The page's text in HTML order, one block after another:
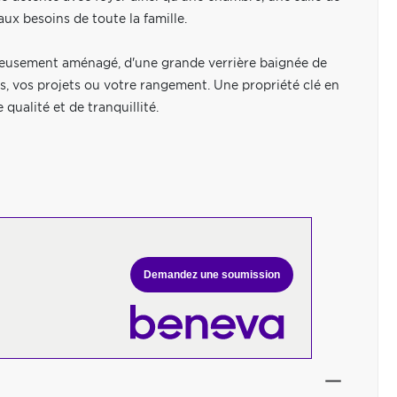
besoins de toute la famille.
aménagé, d'une grande verrière baignée de
vos projets ou votre rangement. Une propriété clé en
qualité et de tranquillité.
Demandez une soumission